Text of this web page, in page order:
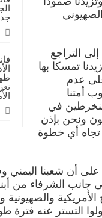
التراجع
تمسكا بها
عدم
أمتنا
في
ونحن بإذن
تجاه أي خطوة
أن شعبنا اليمني
جانب الشرفاء من
والصهيونية
التستر عنه فترة